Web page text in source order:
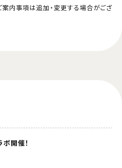
案内事項は追加・変更する場合がござ
ボ開催！